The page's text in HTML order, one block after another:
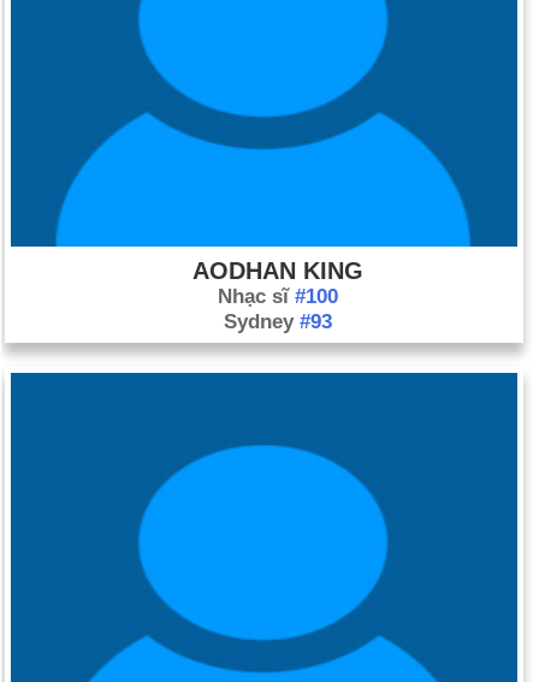
AODHAN KING
Nhạc sĩ #100
Sydney #93